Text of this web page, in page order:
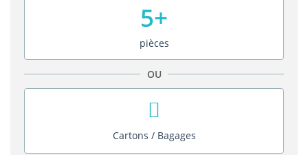
5+
pièces
OU
Cartons / Bagages